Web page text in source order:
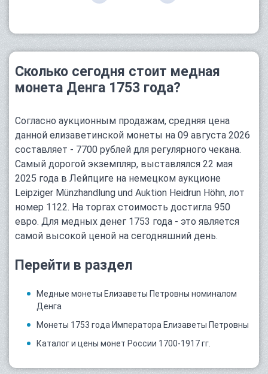
Сколько сегодня стоит медная
монета Денга 1753 года?
Согласно аукционным продажам, средняя цена
данной елизаветинской монеты на 09 августа 2026
составляет - 7700 рублей для регулярного чекана.
Самый дорогой экземпляр, выставлялся 22 мая
2025 года в Лейпциге на немецком аукционе
Leipziger Münzhandlung und Auktion Heidrun Höhn, лот
номер 1122. На торгах стоимость достигла 950
евро. Для медных денег 1753 года - это является
самой высокой ценой на сегодняшний день.
Перейти в раздел
Медные монеты Елизаветы Петровны номиналом
Денга
Монеты 1753 года Императора Елизаветы Петровны
Каталог и цены монет России 1700-1917 гг.